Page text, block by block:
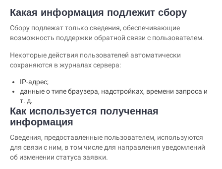
Какая информация подлежит сбору
Сбору подлежат только сведения, обеспечивающие
возможность поддержки обратной связи с пользователем.
Некоторые действия пользователей автоматически
сохраняются в журналах сервера:
IP-адрес;
данные о типе браузера, надстройках, времени запроса и
т. д.
Как используется полученная
информация
Сведения, предоставленные пользователем, используются
для связи с ним, в том числе для направления уведомлений
об изменении статуса заявки.